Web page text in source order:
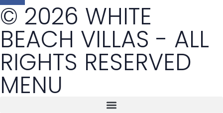
© 2026 WHITE
BEACH VILLAS - ALL
RIGHTS RESERVED
MENU